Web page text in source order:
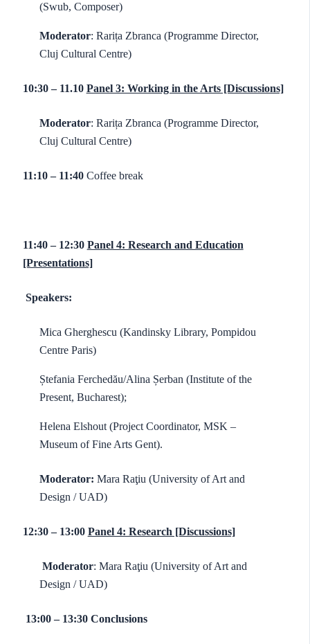
(Swub, Composer)
Moderator: Rarița Zbranca (Programme Director,
Cluj Cultural Centre)
10:30 – 11.10 Panel 3: Working in the Arts [Discussions]
Moderator: Rarița Zbranca (Programme Director,
Cluj Cultural Centre)
11:10 – 11:40Coffee break
11:40 – 12:30 Panel 4: Research and Education
[Presentations]
Speakers:
Mica Gherghescu (Kandinsky Library, Pompidou
Centre Paris)
Ștefania Ferchedău/Alina Șerban (Institute of the
Present, Bucharest);
Helena Elshout (Project Coordinator, MSK –
Museum of Fine Arts Gent).
Moderator: Mara Raţiu (University of Art and
Design / UAD)
12:30 – 13:00 Panel 4: Research [Discussions]
Moderator: Mara Raţiu (University of Art and
Design / UAD)
13:00 – 13:30 Conclusions